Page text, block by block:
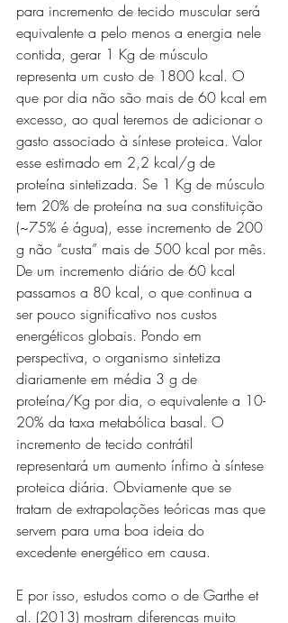
para incremento de tecido muscular será
equivalente a pelo menos a energia nele
contida, gerar 1 Kg de músculo
representa um custo de 1800 kcal. O
que por dia não são mais de 60 kcal em
excesso, ao qual teremos de adicionar o
gasto associado à síntese proteica. Valor
esse estimado em 2,2 kcal/g de
proteína sintetizada. Se 1 Kg de músculo
tem 20% de proteína na sua constituição
(~75% é água), esse incremento de 200
g não “custa” mais de 500 kcal por mês.
De um incremento diário de 60 kcal
passamos a 80 kcal, o que continua a
ser pouco significativo nos custos
energéticos globais. Pondo em
perspectiva, o organismo sintetiza
diariamente em média 3 g de
proteína/Kg por dia, o equivalente a 10-
20% da taxa metabólica basal. O
incremento de tecido contrátil
representará um aumento ínfimo à síntese
proteica diária. Obviamente que se
tratam de extrapolações teóricas mas que
servem para uma boa ideia do
excedente energético em causa.
E por isso, estudos como o de Garthe et
al. (2013) mostram diferenças muito